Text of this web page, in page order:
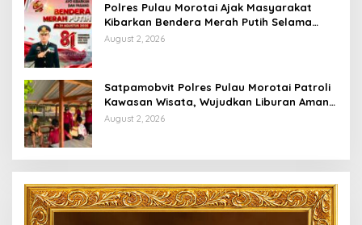
Polres Pulau Morotai Ajak Masyarakat
Kibarkan Bendera Merah Putih Selama
Bulan Kemerdekaan
August 2, 2026
Satpamobvit Polres Pulau Morotai Patroli
Kawasan Wisata, Wujudkan Liburan Aman
dan Kondusif
August 2, 2026